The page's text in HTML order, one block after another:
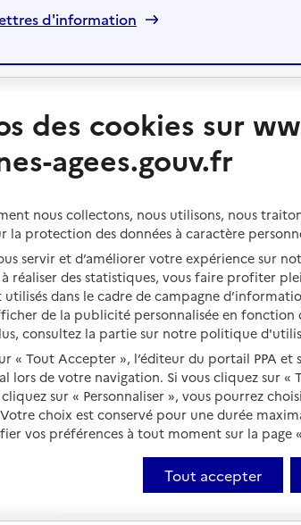
d'information
et sa
propre
Bénéficier d'aide à domicile
Aides financières
Solutions d'accueil temporaire
Partager son logement
Vivre à domicile avec une
maladie ou un handicap
Être hospitalisé
Fin de vie à domicile
Vivre
Vivre
Autres
des cookies sur
agees.gouv.fr
nous collectons, nous utilisons, nous
la protection des données à caractère
servir et d’améliorer votre expérience sur
à réaliser des statistiques, vous faire profiter
utilisés dans le cadre de campagne
de la publicité personnalisée en
consultez la partie sur notre politique
« Tout Accepter », l’éditeur du portail PPA et
lors de votre navigation. Si vous cliquez sur «
cliquez sur « Personnaliser », vous pourrez
choix est conservé pour une durée
vos préférences à tout moment sur la page
Tout accepter